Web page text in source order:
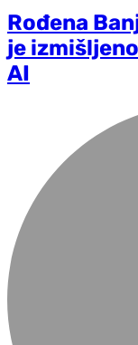
Rođena
je
AI